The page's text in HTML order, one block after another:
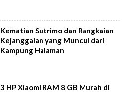
Kematian Sutrimo dan Rangkaian
Kejanggalan yang Muncul dari
Kampung Halaman
3 HP Xiaomi RAM 8 GB Murah di